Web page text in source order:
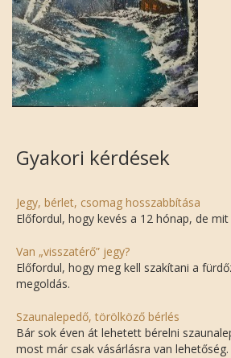
Gyakori kérdések
Jegy, bérlet, csomag hosszabbítása
Előfordul, hogy kevés a 12 hónap, de
Van „visszatérő” jegy?
Előfordul, hogy meg kell szakítani a
megoldás.
Szaunalepedő, törölköző bérlés
Bár sok éven át lehetett bérelni
most már csak vásárlásra van lehetőség.